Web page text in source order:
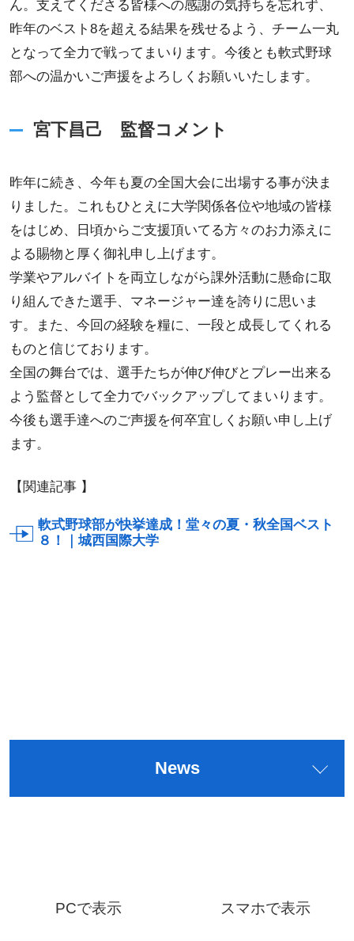
ん。支えてくださる皆様への感謝の気持ちを忘れず、
昨年のベスト8を超える結果を残せるよう、チーム一丸
となって全力で戦ってまいります。今後とも軟式野球
部への温かいご声援をよろしくお願いいたします。
宮下昌己 監督コメント
昨年に続き、今年も夏の全国大会に出場する事が決ま
りました。これもひとえに大学関係各位や地域の皆様
をはじめ、日頃からご支援頂いてる方々のお力添えに
よる賜物と厚く御礼申し上げます。
学業やアルバイトを両立しながら課外活動に懸命に取
り組んできた選手、マネージャー達を誇りに思いま
す。また、今回の経験を糧に、一段と成長してくれる
ものと信じております。
全国の舞台では、選手たちが伸び伸びとプレー出来る
よう監督として全力でバックアップしてまいります。
今後も選手達へのご声援を何卒宜しくお願い申し上げ
ます。
【関連記事 】
軟式野球部が快挙達成！堂々の夏・秋全国ベスト
８！｜城西国際大学
News
PCで表示 スマホで表示